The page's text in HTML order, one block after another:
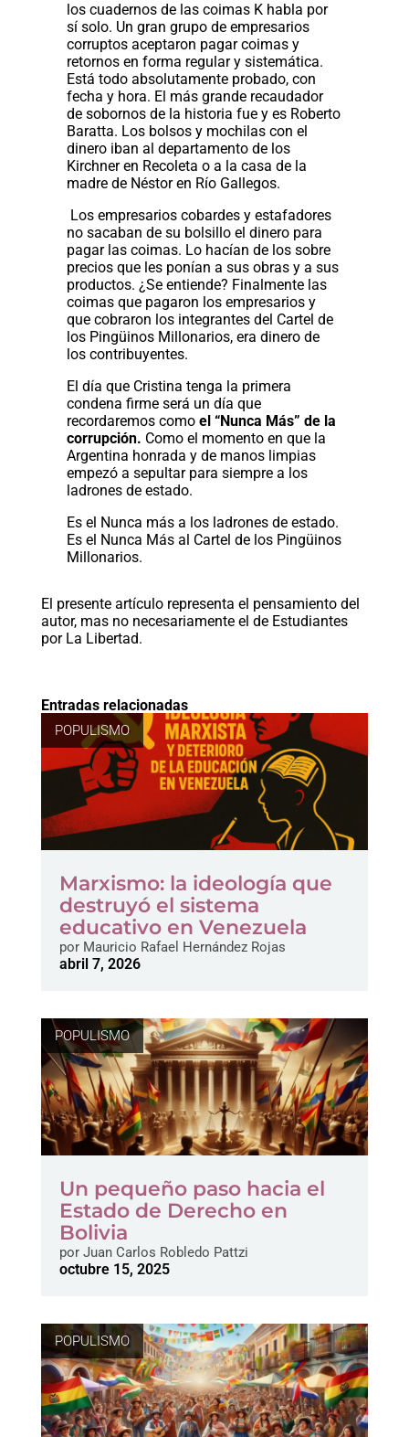
los cuadernos de las coimas K habla por
sí solo. Un gran grupo de empresarios
corruptos aceptaron pagar coimas y
retornos en forma regular y sistemática.
Está todo absolutamente probado, con
fecha y hora. El más grande recaudador
de sobornos de la historia fue y es Roberto
Baratta. Los bolsos y mochilas con el
dinero iban al departamento de los
Kirchner en Recoleta o a la casa de la
madre de Néstor en Río Gallegos.
Los empresarios cobardes y estafadores
no sacaban de su bolsillo el dinero para
pagar las coimas. Lo hacían de los sobre
precios que les ponían a sus obras y a sus
productos. ¿Se entiende? Finalmente las
coimas que pagaron los empresarios y
que cobraron los integrantes del Cartel de
los Pingüinos Millonarios, era dinero de
los contribuyentes.
El día que Cristina tenga la primera
condena firme será un día que
recordaremos comoel “Nunca Más” de la
corrupción. Como el momento en que la
Argentina honrada y de manos limpias
empezó a sepultar para siempre a los
ladrones de estado.
Es el Nunca más a los ladrones de estado.
Es el Nunca Más al Cartel de los Pingüinos
Millonarios.
El presente artículo representa el pensamiento del
autor, mas no necesariamente el de Estudiantes
por La Libertad.
Entradas relacionadas
POPULISMO
Marxismo: la ideología que
destruyó el sistema
educativo en Venezuela
porMauricio Rafael Hernández Rojas
abril 7, 2026
POPULISMO
Un pequeño paso hacia el
Estado de Derecho en
Bolivia
porJuan Carlos Robledo Pattzi
octubre 15, 2025
POPULISMO